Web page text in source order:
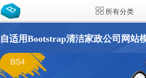
所有分类
自适用Bootstrap清洁家政公司网站